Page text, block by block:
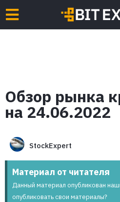
Обзор рынка
на 24.06.2022
StockExpert
Материал от читателя
Данный материал опубликован
опубликовать свои материалы?